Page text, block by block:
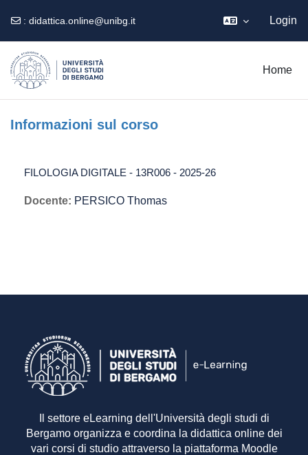
: didattica.online@unibg.it Login
Home
Informazioni sul corso
FILOLOGIA DIGITALE - 13R006 - 2025-26
Docente: PERSICO Thomas
Il settore eLearning dell'Università degli studi di
Bergamo organizza e coordina la didattica online dei
vari corsi di studio attraverso la piattaforma Moodle